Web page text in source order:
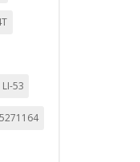
LI-53